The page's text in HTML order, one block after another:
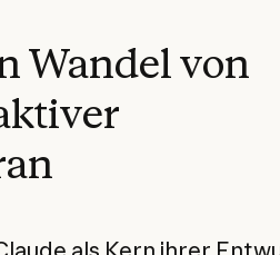
Wandel von